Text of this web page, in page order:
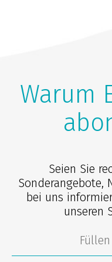
Warum
Seien Sie
Sonderangebote,
bei uns
unseren